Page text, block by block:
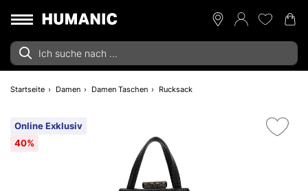
Startseite Damen Damen Taschen Rucksack
Online Exklusiv
40%